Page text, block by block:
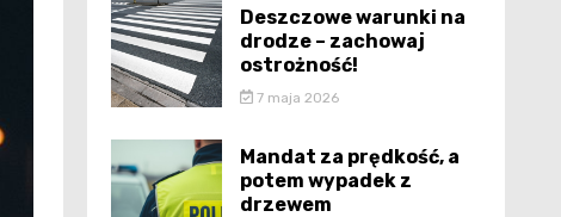
Deszczowe warunki na
drodze – zachowaj
ostrożność!
7 maja 2026
Mandat za prędkość, a
potem wypadek z
drzewem